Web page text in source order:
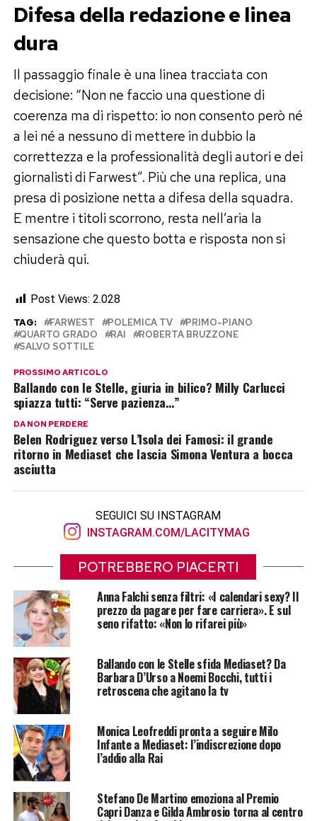
Difesa della redazione e linea
dura
Il passaggio finale è una linea tracciata con
decisione: “Non ne faccio una questione di
coerenza ma di rispetto: io non consento però né
a lei né a nessuno di mettere in dubbio la
correttezza e la professionalità degli autori e dei
giornalisti di Farwest”. Più che una replica, una
presa di posizione netta a difesa della squadra.
E mentre i titoli scorrono, resta nell’aria la
sensazione che questo botta e risposta non si
chiuderà qui.
Post Views: 2.028
TAG: FARWEST POLEMICA TV
PRIMO-PIANO
QUARTO GRADO
RAI
ROBERTA BRUZZONE
SALVO SOTTILE
PROSSIMO ARTICOLO
Ballando con le Stelle, giuria in bilico? Milly Carlucci
spiazza tutti: “Serve pazienza…”
DA NON PERDERE
Belen Rodriguez verso L’Isola dei Famosi: il grande
ritorno in Mediaset che lascia Simona Ventura a bocca
asciutta
SEGUICI SU INSTAGRAM
INSTAGRAM.COM/LACITYMAG
POTREBBERO PIACERTI
Anna Falchi senza filtri: «I calendari sexy? Il
prezzo da pagare per fare carriera». E sul
seno rifatto: «Non lo rifarei più»
Ballando con le Stelle sfida Mediaset? Da
Barbara D’Urso a Noemi Bocchi, tutti i
retroscena che agitano la tv
Monica Leofreddi pronta a seguire Milo
Infante a Mediaset: l’indiscrezione dopo
l’addio alla Rai
Stefano De Martino emoziona al Premio
Capri Danza e Gilda Ambrosio torna al centro